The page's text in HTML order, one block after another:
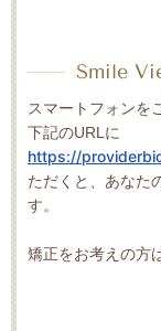
Smile
スマートフォンを
下記のURLに
ただくと、あなた
す。
矯正をお考えの方